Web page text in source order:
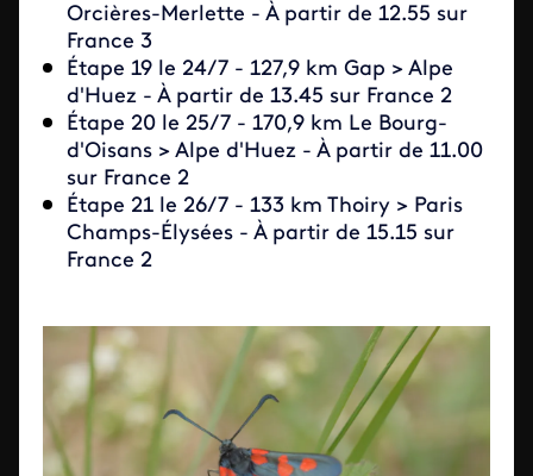
Orcières-Merlette - À partir de 12.55 sur
France 3
Étape 19 le 24/7 - 127,9 km Gap > Alpe
d'Huez - À partir de 13.45 sur France 2
Étape 20 le 25/7 - 170,9 km Le Bourg-
d'Oisans > Alpe d'Huez - À partir de 11.00
sur France 2
Étape 21 le 26/7 - 133 km Thoiry > Paris
Champs-Élysées - À partir de 15.15 sur
France 2